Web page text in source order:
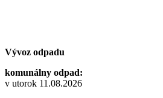
Vývoz odpadu
komunálny odpad:
v utorok 11.08.2026